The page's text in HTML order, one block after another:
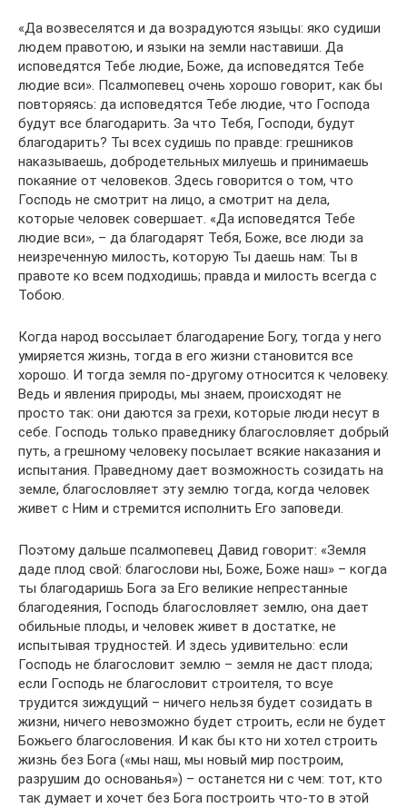
«Да возвеселятся и да возрадуются языцы: яко судиши
людем правотою, и языки на земли наставиши. Да
исповедятся Тебе людие, Боже, да исповедятся Тебе
людие вси». Псалмопевец очень хорошо говорит, как бы
повторяясь: да исповедятся Тебе людие, что Господа
будут все благодарить. За что Тебя, Господи, будут
благодарить? Ты всех судишь по правде: грешников
наказываешь, добродетельных милуешь и принимаешь
покаяние от человеков. Здесь говорится о том, что
Господь не смотрит на лицо, а смотрит на дела,
которые человек совершает. «Да исповедятся Тебе
людие вси», – да благодарят Тебя, Боже, все люди за
неизреченную милость, которую Ты даешь нам: Ты в
правоте ко всем подходишь; правда и милость всегда с
Тобою.
Когда народ воссылает благодарение Богу, тогда у него
умиряется жизнь, тогда в его жизни становится все
хорошо. И тогда земля по-другому относится к человеку.
Ведь и явления природы, мы знаем, происходят не
просто так: они даются за грехи, которые люди несут в
себе. Господь только праведнику благословляет добрый
путь, а грешному человеку посылает всякие наказания и
испытания. Праведному дает возможность созидать на
земле, благословляет эту землю тогда, когда человек
живет с Ним и стремится исполнить Его заповеди.
Поэтому дальше псалмопевец Давид говорит: «Земля
даде плод свой: благослови ны, Боже, Боже наш» – когда
ты благодаришь Бога за Его великие непрестанные
благодеяния, Господь благословляет землю, она дает
обильные плоды, и человек живет в достатке, не
испытывая трудностей. И здесь удивительно: если
Господь не благословит землю – земля не даст плода;
если Господь не благословит строителя, то всуе
трудится зиждущий – ничего нельзя будет созидать в
жизни, ничего невозможно будет строить, если не будет
Божьего благословения. И как бы кто ни хотел строить
жизнь без Бога («мы наш, мы новый мир построим,
разрушим до основанья») – останется ни с чем: тот, кто
так думает и хочет без Бога построить что-то в этой